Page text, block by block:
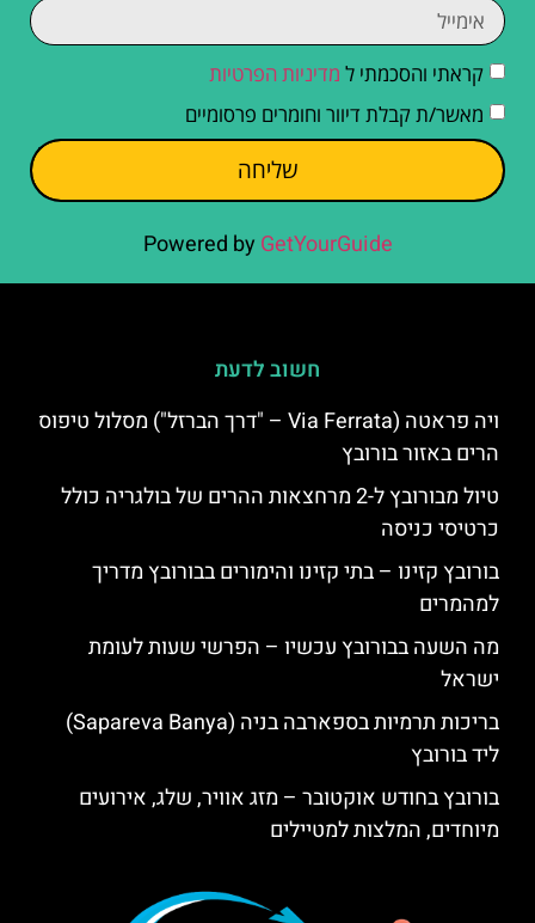
קראתי והסכמתי ל מדיניות הפרטיות
מאשר/ת קבלת דיוור וחומרים פרסומיים
שליחה
Powered by GetYourGuide
חשוב לדעת
ויה פראטה (Via Ferrata – "דרך הברזל") מסלול טיפוס
הרים באזור בורובץ
טיול מבורובץ ל-2 מרחצאות ההרים של בולגריה כולל
כרטיסי כניסה
בורובץ קזינו – בתי קזינו והימורים בבורובץ מדריך
למהמרים
מה השעה בבורובץ עכשיו – הפרשי שעות לעומת
ישראל
בריכות תרמיות בספארבה בניה (Sapareva Banya)
ליד בורובץ
בורובץ בחודש אוקטובר – מזג אוויר, שלג, אירועים
מיוחדים, המלצות למטיילים